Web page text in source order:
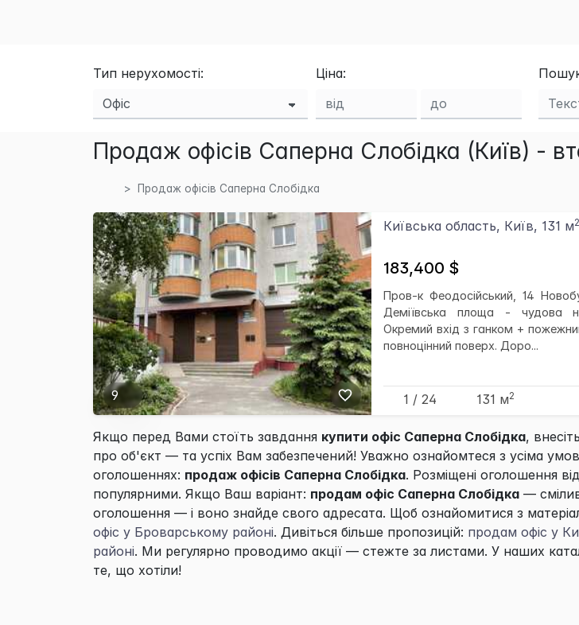
Тип нерухомості: Ціна:
Продаж офісів Саперна Слобідка (Київ) -
Продаж офісів Саперна Слобідка
9
Київська область, Київ, 131 м2
183,400 $
Пров-к Феодосійський, 14
Деміївська площа - чудова
Окремий вхід з ганком +
повноцінний поверх. Доро...
1 / 24 131 м2
Якщо перед Вами стоїть завдання купити офіс Саперна Слобідка,
про об'єкт — та успіх Вам забезпечений! Уважно ознайомтеся з усіма
оголошеннях: продаж офісів Саперна Слобідка. Розміщені оголошення
популярними. Якщо Ваш варіант: продам офіс Саперна Слобідка —
оголошення — і воно знайде свого адресата. Щоб ознайомитися з
офіс у Броварському районі. Дивіться більше пропозицій: продам офіс у
районі. Ми регулярно проводимо акції — стежте за листами. У наших
те, що хотіли!